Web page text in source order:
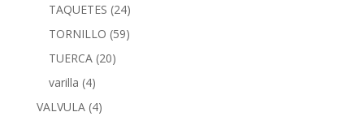
TAQUETES (24)
TORNILLO (59)
TUERCA (20)
varilla (4)
VALVULA (4)